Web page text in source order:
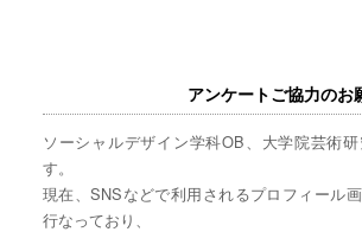
アンケートご協力の
ソーシャルデザイン学科OB、大学院芸術
す。
現在、SNSなどで利用されるプロフィール
行なっており、